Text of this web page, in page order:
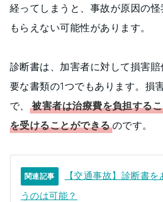
経ってしまうと、事故が原因の
もらえない可能性があります。
診断書は、加害者に対して損害
要な書類の1つでもあります。損
で、
被害者は治療費を負担する
を受けることができるのです。
関連記事
【交通事故】診断書
うのは可能？